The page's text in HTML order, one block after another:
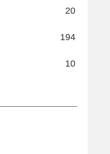
20
194
10